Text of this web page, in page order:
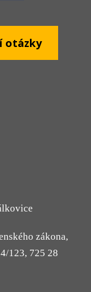
otázky
zákona,
123, 725 28